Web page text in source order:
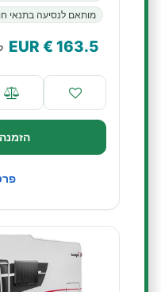
מותאם לנסיעה בתנאי
163.5
€ EUR